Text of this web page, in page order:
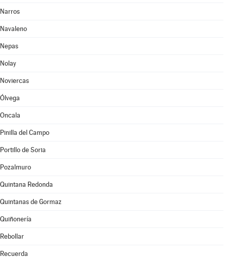
Narros
Navaleno
Nepas
Nolay
Noviercas
Ólvega
Oncala
Pinilla del Campo
Portillo de Soria
Pozalmuro
Quintana Redonda
Quintanas de Gormaz
Quiñonería
Rebollar
Recuerda